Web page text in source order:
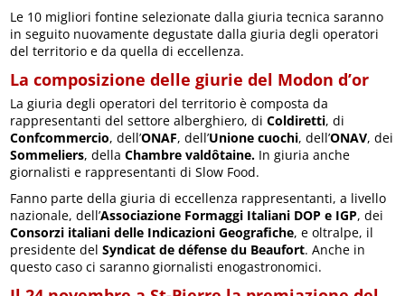
Le 10 migliori fontine selezionate dalla giuria tecnica saranno
in seguito nuovamente degustate dalla giuria degli operatori
del territorio e da quella di eccellenza.
La composizione delle giurie del Modon d’or
La giuria degli operatori del territorio è composta da
rappresentanti del settore alberghiero, diColdiretti, di
Confcommercio, dell’ONAF, dell’Unione cuochi, dell’ONAV, dei
Sommeliers, dellaChambre valdôtaine. In giuria anche
giornalisti e rappresentanti di Slow Food.
Fanno parte della giuria di eccellenza rappresentanti, a livello
nazionale, dell’Associazione Formaggi Italiani DOP e IGP, dei
Consorzi italiani delle Indicazioni Geografiche, e oltralpe, il
presidente delSyndicat de défense du Beaufort. Anche in
questo caso ci saranno giornalisti enogastronomici.